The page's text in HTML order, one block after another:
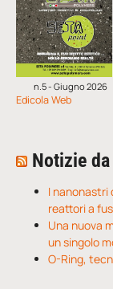
n.5 - Giugno 2026
Edicola Web
Notizie
I nanonastri
reattori a
Una nuova
un singolo
O-Ring,